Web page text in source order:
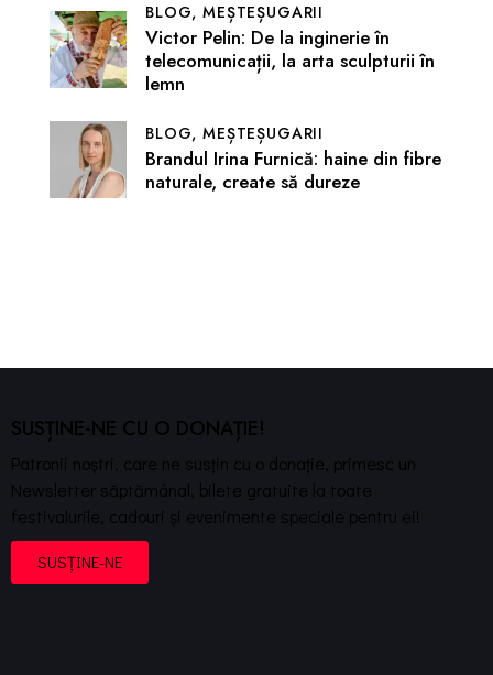
BLOG,MEȘTEȘUGARII
Victor Pelin: De la inginerie în
telecomunicații, la arta sculpturii în
lemn
BLOG,MEȘTEȘUGARII
Brandul Irina Furnică: haine din fibre
naturale, create să dureze
SUSȚINE-NE CU O DONAȚIE!
Patronii noștri, care ne susțin cu o donație, primesc un
Newsletter săptămânal, bilete gratuite la toate
festivalurile, cadouri și evenimente speciale pentru ei!
SUSȚINE-NE